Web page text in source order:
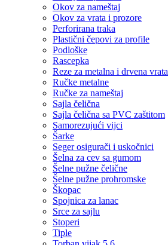
Okov za nameštaj
Okov za vrata i prozore
Perforirana traka
Plastični čepovi za profile
Podloške
Rascepka
Reze za metalna i drvena vrata
Ručke metalne
Ručke za nameštaj
Sajla čelična
Sajla čelična sa PVC zaštitom
Samorezujući vijci
Šarke
Seger osigurači i uskočnici
Šelna za cev sa gumom
Šelne pužne čelične
Šelne pužne prohromske
Škopac
Spojnica za lanac
Srce za sajlu
Stoperi
Tiple